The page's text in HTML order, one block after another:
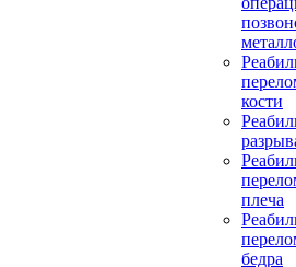
кости
плеча
бедра